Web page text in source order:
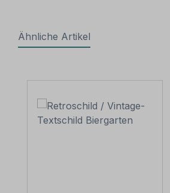
Ähnliche Artikel